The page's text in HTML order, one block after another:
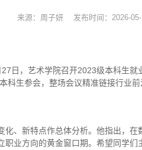
来源：周子妍 发布时间：2026-
日，艺术学院召开2023级本科生
生参会，整场会议精准链接行业
、新特点作总体分析。他指出，
业方向的黄金窗口期。希望同学